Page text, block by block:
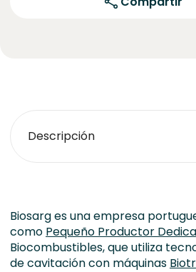
Descripción
Biosarg es una empresa
como Pequeño Productor
Biocombustibles, que utiliza
de cavitación con máquinas